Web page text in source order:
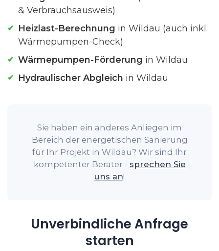
& Verbrauchsausweis)
Heizlast-Berechnung in Wildau (auch inkl.
Wärmepumpen-Check)
Wärmepumpen-Förderung in Wildau
Hydraulischer Abgleich in Wildau
Sie haben ein anderes Anliegen im
Bereich der energetischen Sanierung
für Ihr Projekt in Wildau? Wir sind Ihr
kompetenter Berater - sprechen Sie
uns an!
Unverbindliche Anfrage
starten